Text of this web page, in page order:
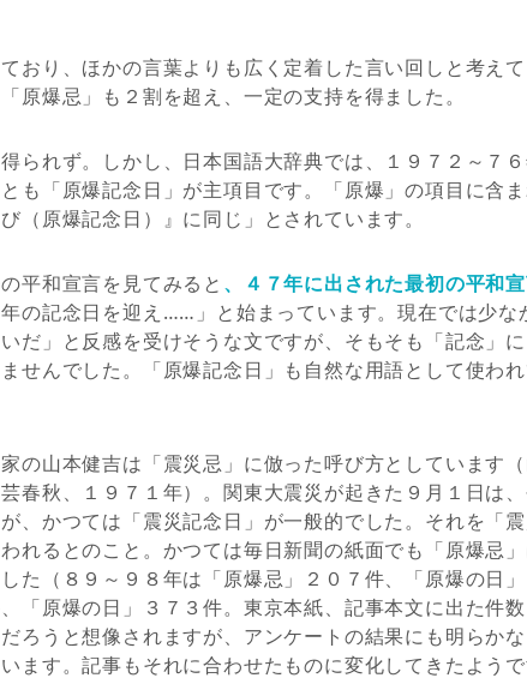
おり、ほかの言葉よりも広く定着した言い回しと考え
原爆忌」も２割を超え、一定の支持を得ました。
られず。しかし、日本国語大辞典では、１９７２～７
も「原爆記念日」が主項目です。「原爆」の項目に含
（原爆記念日）』に同じ」とされています。
平和宣言を見てみると 、４７年に出された最初の平和
の記念日を迎え……」と始まっています。現在では少な
だ」と反感を受けそうな文ですが、そもそも「記念」
せんでした。「原爆記念日」も自然な用語として使わ
の山本健吉は「震災忌」に倣った呼び方としています
春秋、１９７１年）。関東大震災が起きた９月１日は
、かつては「震災記念日」が一般的でした。それを「
れるとのこと。かつては毎日新聞の紙面でも「原爆忌
た（８９～９８年は「原爆忌」２０７件、「原爆の日」
「原爆の日」３７３件。東京本紙、記事本文に出た件
ろうと想像されますが、アンケートの結果にも明らか
ます。記事もそれに合わせたものに変化してきたようで